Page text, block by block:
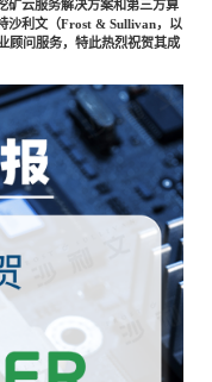
牧渔
航空
矿云服务解决方案和第三方算
沙利文（Frost & Sullivan，以
顾问服务，特此热烈祝贺其成